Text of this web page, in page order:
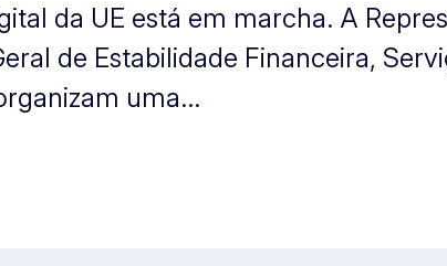
da UE está em marcha. A
de Estabilidade Financeira,
uma...